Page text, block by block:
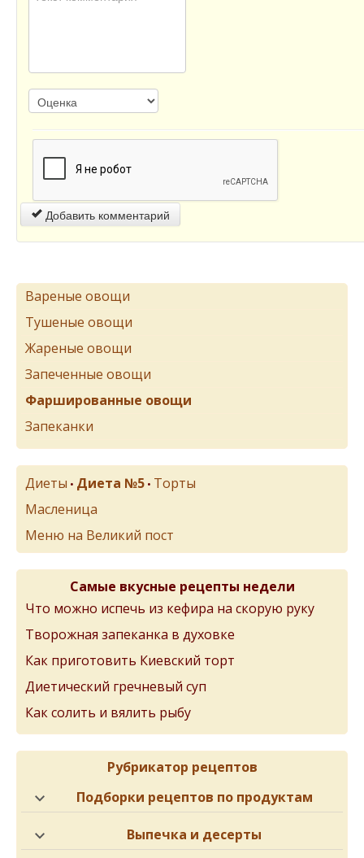
Добавить комментарий
Вареные овощи
Тушеные овощи
Жареные овощи
Запеченные овощи
Фаршированные овощи
Запеканки
Диеты • Диета №5 • Торты
Масленица
Меню на Великий пост
Самые вкусные рецепты недели
Что можно испечь из кефира на скорую руку
Творожная запеканка в духовке
Как приготовить Киевский торт
Диетический гречневый суп
Как солить и вялить рыбу
Рубрикатор рецептов
Подборки рецептов по продуктам
Выпечка и десерты